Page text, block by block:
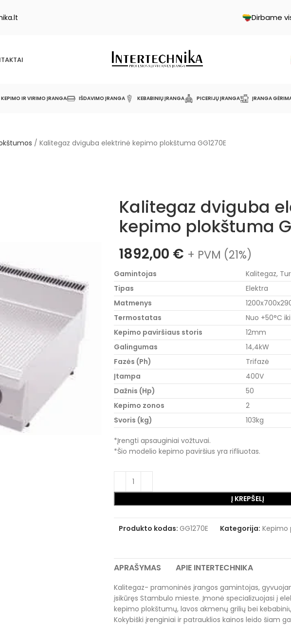
Dirbame
KEPIMO IR VIRIMO ĮRANGA IŠDAVIMO ĮRANGA KEBABINIŲ ĮRANGA PICERIJŲ ĮRANGA ĮRANGA
/ Kalitegaz dviguba elektrinė kepimo plokštuma GG1270E
Kalitegaz dviguba
kepimo plokštuma
1892,00 € + PVM (21%)
Gamintojas
Kalitegaz,
Tipas
Elektra
Matmenys
Termostatas
Nuo +50°C
Kepimo paviršiaus storis
12mm
Galingumas
14,4kW
Fazės (Ph)
Trifazė
Įtampa
400V
Dažnis (Hp)
50
Kepimo zonos
2
Svoris (kg)
103kg
*Įrengti apsauginiai vožtuvai.
*Šio modelio kepimo paviršius yra rifliuotas.
Į KREPŠELĮ
Produkto kodas: GG1270E Kategorija: Kepimo
APRAŠYMAS APIE INTERTECHNIKA
Kalitegaz- pramoninės įrangos gamintojas,
įsikūręs Stambulo mieste. Įmonė specializuojasi į
kepimo plokštumų, lavos akmenų grilių bei
Kokybiški įrenginiai ir patrauklios kainos leido šiam